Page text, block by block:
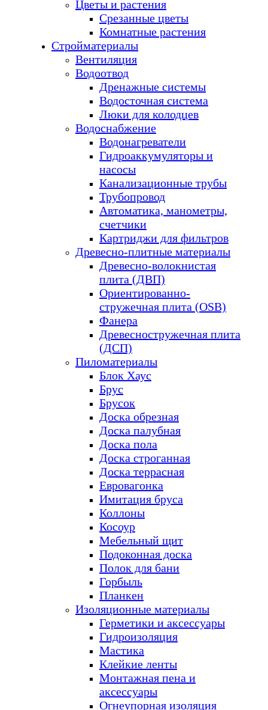
Цветы и растения
Срезанные цветы
Комнатные растения
Стройматериалы
Вентиляция
Водоотвод
Дренажные системы
Водосточная система
Люки для колодцев
Водоснабжение
Водонагреватели
Гидроаккумуляторы и
насосы
Канализационные трубы
Трубопровод
Автоматика, манометры,
счетчики
Картриджи для фильтров
Древесно-плитные материалы
Древесно-волокнистая
плита (ДВП)
Ориентированно-
стружечная плита (OSB)
Фанера
Древесностружечная плита
(ДСП)
Пиломатериалы
Блок Хаус
Брус
Брусок
Доска обрезная
Доска палубная
Доска пола
Доска строганная
Доска террасная
Евровагонка
Имитация бруса
Коллоны
Косоур
Мебельный щит
Подоконная доска
Полок для бани
Горбыль
Планкен
Изоляционные материалы
Герметики и аксессуары
Гидроизоляция
Мастика
Клейкие ленты
Монтажная пена и
аксессуары
Огнеупорная изоляция